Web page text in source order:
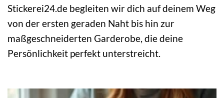
Stickerei24.de begleiten wir dich auf deinem Weg
von der ersten geraden Naht bis hin zur
maßgeschneiderten Garderobe, die deine
Persönlichkeit perfekt unterstreicht.